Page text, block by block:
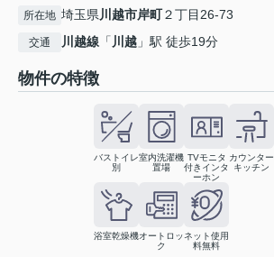
所在地 埼玉県川越市岸町２丁目26-73
交通 川越線 「 川越 」駅 徒歩19分
物件の特徴
バストイレ
別
室内洗濯機
置場
TVモニタ
付きインタ
ーホン
カウンター
キッチン
浴室乾燥機オートロッ
ク
ネット使用
料無料